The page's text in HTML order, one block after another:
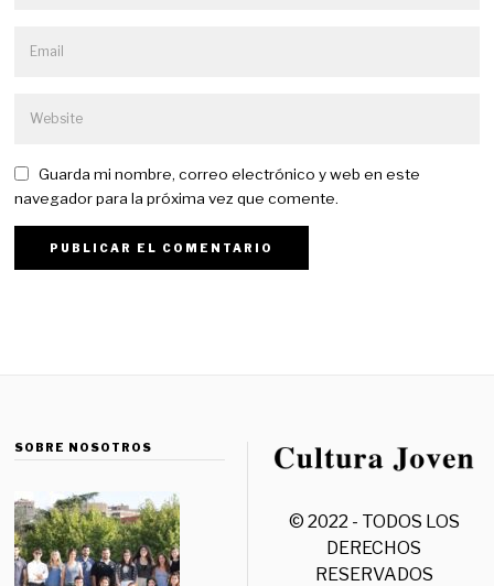
Guarda mi nombre, correo electrónico y web en este
navegador para la próxima vez que comente.
SOBRE NOSOTROS
© 2022 - TODOS LOS
DERECHOS
RESERVADOS